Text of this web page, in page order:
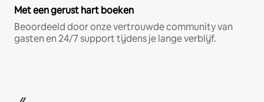
Met een gerust hart boeken
Beoordeeld door onze vertrouwde community van
gasten en 24/7 support tijdens je lange verblijf.